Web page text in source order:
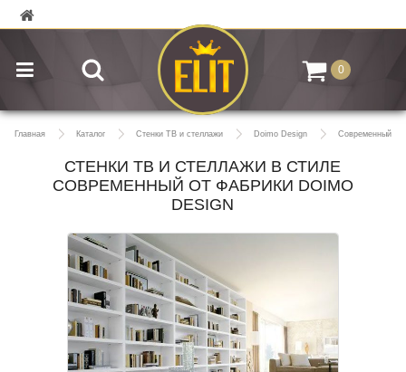
0
Главная Каталог Стенки ТВ и стеллажи Doimo Design Современный
СТЕНКИ ТВ И СТЕЛЛАЖИ В СТИЛЕ
СОВРЕМЕННЫЙ ОТ ФАБРИКИ DOIMO
DESIGN